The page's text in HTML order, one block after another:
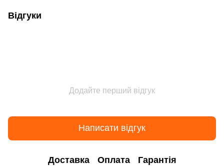
Відгуки
Додайте перший відгук
Написати відгук
Доставка Оплата Гарантія